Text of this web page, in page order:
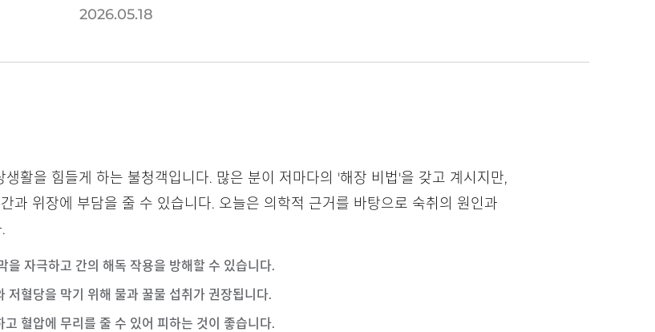
2026.05.18
활을 힘들게 하는 불청객입니다. 많은 분이 저마다의 '해장 비법'을 갖고 계시지만,
과 위장에 부담을 줄 수 있습니다. 오늘은 의학적 근거를 바탕으로 숙취의 원인과
을 자극하고 간의 해독 작용을 방해할 수 있습니다.
저혈당을 막기 위해 물과 꿀물 섭취가 권장됩니다.
혈압에 무리를 줄 수 있어 피하는 것이 좋습니다.